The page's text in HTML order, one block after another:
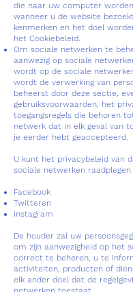
die naar uw computer
wanneer u de website
kenmerken en het doel
het Cookiebeleid.
Om sociale netwerken te
aanwezig op sociale
wordt op de sociale
wordt de verwerking van
beheerst door deze sectie,
gebruiksvoorwaarden, het
toegangsregels die behoren
netwerk dat in elk geval van
je eerder hebt geaccepteerd.
U kunt het privacybeleid van
sociale netwerken raadplegen
Facebook
Twitteren
instagram
De houder zal uw
om zijn aanwezigheid op het
correct te beheren, u te
activiteiten, producten of
elk ander doel dat de